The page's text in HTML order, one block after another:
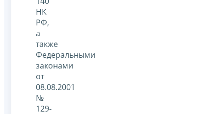
НК
РФ,
а
также
Федеральными
законами
от
08.08.2001
№
129-